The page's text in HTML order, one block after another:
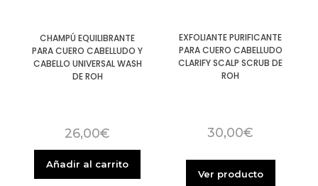
CHAMPÚ EQUILIBRANTE
PARA CUERO CABELLUDO Y
CABELLO UNIVERSAL WASH
DE ROH
26,00€
Añadir al carrito
EXFOLIANTE PURIFICANTE
PARA CUERO CABELLUDO
CLARIFY SCALP SCRUB DE
ROH
30,00€
Ver producto